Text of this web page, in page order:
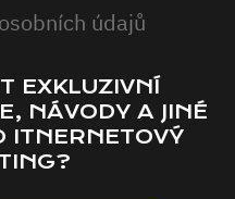
údajů
EXKLUZIVNÍ
NÁVODY A JINÉ
ITNERNETOVÝ